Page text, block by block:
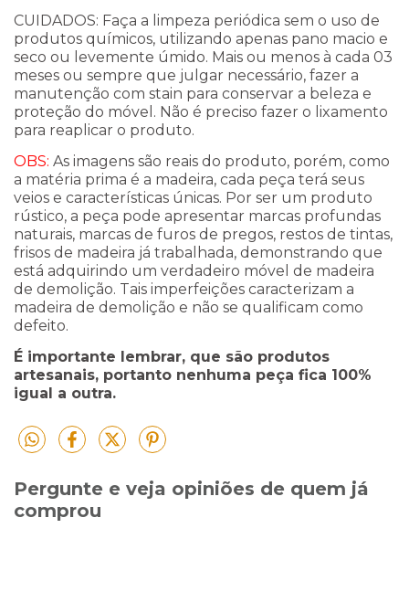
CUIDADOS: Faça a limpeza periódica sem o uso de
produtos químicos, utilizando apenas pano macio e
seco ou levemente úmido. Mais ou menos à cada 03
meses ou sempre que julgar necessário, fazer a
manutenção com stain para conservar a beleza e
proteção do móvel. Não é preciso fazer o lixamento
para reaplicar o produto.
OBS: As imagens são reais do produto, porém, como
a matéria prima é a madeira, cada peça terá seus
veios e características únicas. Por ser um produto
rústico, a peça pode apresentar marcas profundas
naturais, marcas de furos de pregos, restos de tintas,
frisos de madeira já trabalhada, demonstrando que
está adquirindo um verdadeiro móvel de madeira
de demolição. Tais imperfeições caracterizam a
madeira de demolição e não se qualificam como
defeito.
É importante lembrar, que são produtos
artesanais, portanto nenhuma peça fica 100%
igual a outra.
Pergunte e veja opiniões de quem já
comprou